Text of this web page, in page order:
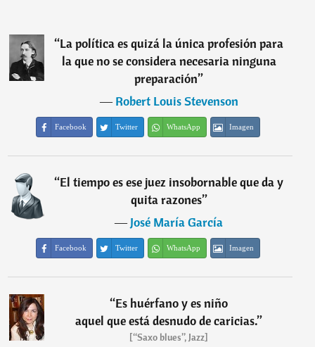
“La política es quizá la única profesión para
la que no se considera necesaria ninguna
preparación”
―Robert Louis Stevenson
Facebook Twitter WhatsApp Imagen
“El tiempo es ese juez insobornable que da y
quita razones”
―José María García
Facebook Twitter WhatsApp Imagen
“Es huérfano y es niño
aquel que está desnudo de caricias.”
[“Saxo blues”, Jazz]